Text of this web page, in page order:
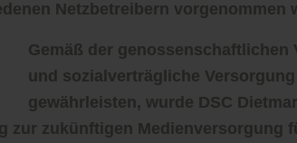
Netzbetreibern vorgenommen
Gemäß der genossenschaftlichen
und sozialverträgliche
gewährleisten, wurde DSC
zur zukünftigen Medienversorgung